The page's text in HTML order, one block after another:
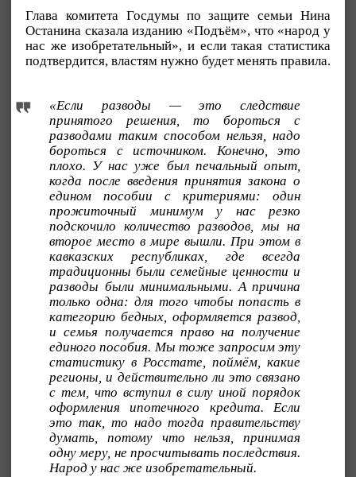
Глава комитета Госдумы по защите семьи Нина
Останина сказала изданию «Подъём», что «народ у
нас же изобретательный», и если такая статистика
подтвердится, властям нужно будет менять правила.
«Если разводы — это следствие
принятого решения, то бороться с
разводами таким способом нельзя, надо
бороться с источником. Конечно, это
плохо. У нас уже был печальный опыт,
когда после введения принятия закона о
едином пособии с критериями: один
прожиточный минимум у нас резко
подскочило количество разводов, мы на
второе место в мире вышли. При этом в
кавказских республиках, где всегда
традиционны были семейные ценности и
разводы были минимальными. А причина
только одна: для того чтобы попасть в
категорию бедных, оформляется развод,
и семья получается право на получение
единого пособия. Мы тоже запросим эту
статистику в Росстате, поймём, какие
регионы, и действительно ли это связано
с тем, что вступил в силу иной порядок
оформления ипотечного кредита. Если
это так, то надо тогда правительству
думать, потому что нельзя, принимая
одну меру, не просчитывать последствия.
Народ у нас же изобретательный.